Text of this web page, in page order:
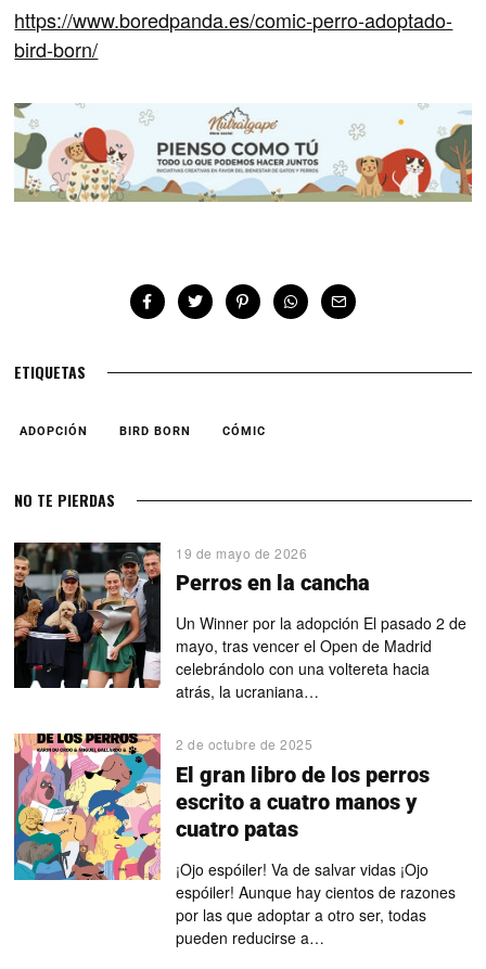
https://www.boredpanda.es/comic-perro-adoptado-
bird-born/
ETIQUETAS
ADOPCIÓN BIRD BORN CÓMIC
NO TE PIERDAS
19 de mayo de 2026
Perros en la cancha
Un Winner por la adopción El pasado 2 de
mayo, tras vencer el Open de Madrid
celebrándolo con una voltereta hacia
atrás, la ucraniana…
2 de octubre de 2025
El gran libro de los perros
escrito a cuatro manos y
cuatro patas
¡Ojo espóiler! Va de salvar vidas ¡Ojo
espóiler! Aunque hay cientos de razones
por las que adoptar a otro ser, todas
pueden reducirse a…